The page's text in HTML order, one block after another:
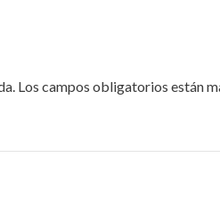
Los campos obligatorios están